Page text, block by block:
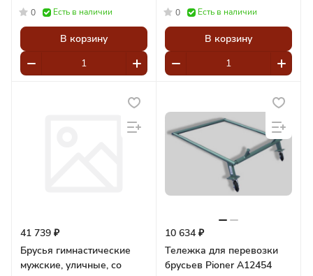
тумбе
0 Есть в наличии
В корзину
0 Есть в наличии
В корзину
41 739 ₽
Брусья гимнастические
мужские, уличные, со
10 634 ₽
Тележка для перевозки
брусьев Pioner A12454